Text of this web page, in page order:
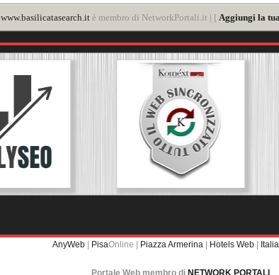
www.basilicatasearch.itè membro di NetworkPortali.it | [ Aggiungi la
AnyWeb | PisaOnline | Piazza Armerina | Hotels Web |
Portale Web membro di NETWORK PORTALI